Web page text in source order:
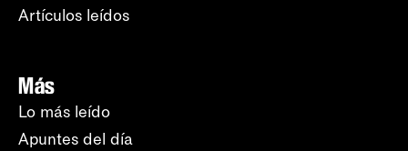
Artículos leídos
Más
Lo más leído
Apuntes del día